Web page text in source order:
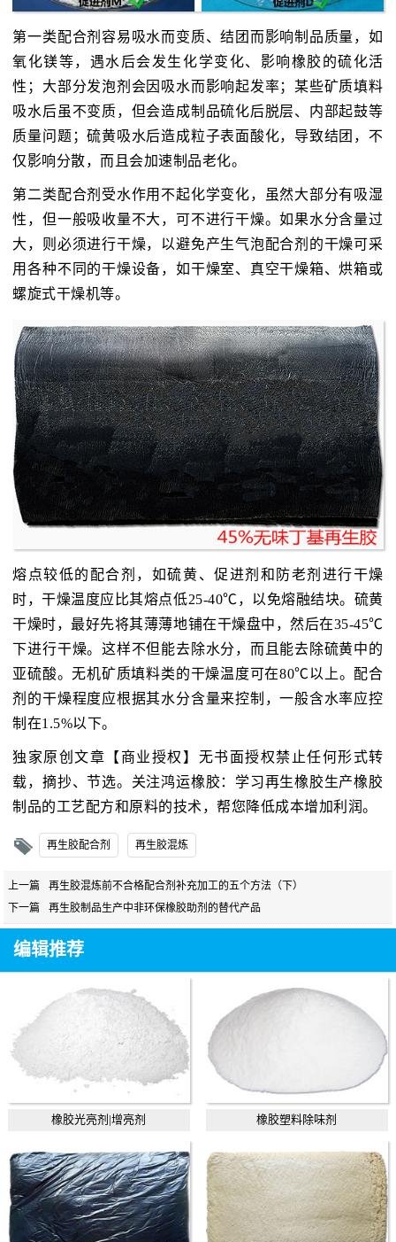
第一类配合剂容易吸水而变质、结团而影响制品质量，如
氧化镁等，遇水后会发生化学变化、影响橡胶的硫化活
性；大部分发泡剂会因吸水而影响起发率；某些矿质填料
吸水后虽不变质，但会造成制品硫化后脱层、内部起鼓等
质量问题；硫黄吸水后造成粒子表面酸化，导致结团，不
仅影响分散，而且会加速制品老化。
第二类配合剂受水作用不起化学变化，虽然大部分有吸湿
性，但一般吸收量不大，可不进行干燥。如果水分含量过
大，则必须进行干燥，以避免产生气泡配合剂的干燥可采
用各种不同的干燥设备，如干燥室、真空干燥箱、烘箱或
螺旋式干燥机等。
熔点较低的配合剂，如硫黄、促进剂和防老剂进行干燥
时，干燥温度应比其熔点低25-40℃，以免熔融结块。硫黄
干燥时，最好先将其薄薄地铺在干燥盘中，然后在35-45℃
下进行干燥。这样不但能去除水分，而且能去除硫黄中的
亚硫酸。无机矿质填料类的干燥温度可在80℃以上。配合
剂的干燥程度应根据其水分含量来控制，一般含水率应控
制在1.5%以下。
独家原创文章【商业授权】无书面授权禁止任何形式转
载，摘抄、节选。关注鸿运橡胶：学习再生橡胶生产橡胶
制品的工艺配方和原料的技术，帮您降低成本增加利润。
再生胶配合剂 再生胶混炼
上一篇
再生胶混炼前不合格配合剂补充加工的五个方法（下）
下一篇
再生胶制品生产中非环保橡胶助剂的替代产品
编辑推荐
橡胶光亮剂|增亮剂 橡胶塑料除味剂